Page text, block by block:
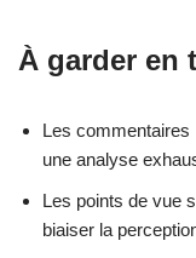
À garder en
Les commentaires
une analyse
Les points de vue
biaiser la